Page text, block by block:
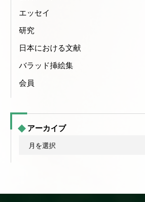
エッセイ
研究
日本における文献
バラッド挿絵集
会員
アーカイブ
ブ